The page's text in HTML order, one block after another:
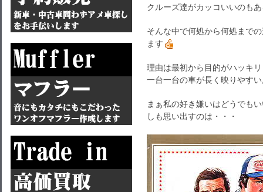
クルーズ達がカッコいいのも
そんな中で何処から何処まで
ます
理由は最初から目的がハッキ
一台一台の車が長く映りやす
まぁ私の好き嫌いはどうでも
しも思い出すのは・・・